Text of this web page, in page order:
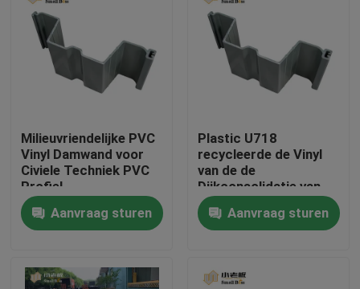
Huis
Milieuvriendelijke PVC
Vinyl Damwand voor
Civiele Techniek PVC
Profiel
Aanvraag sturen
Plastic U718
recycleerde de Vinyl
van de de
Dijkconsolidatie van
Bladstapels van het de
Rivierbed stapel van
het de consolidatie
Aanvraag sturen